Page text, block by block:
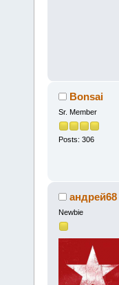
Bonsai
Sr. Member
Posts: 306
андрей68
Newbie